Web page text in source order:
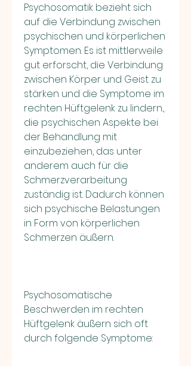
Psychosomatik bezieht sich
auf die Verbindung zwischen
psychischen und körperlichen
Symptomen. Es ist mittlerweile
gut erforscht, die Verbindung
zwischen Körper und Geist zu
stärken und die Symptome im
rechten Hüftgelenk zu lindern.,
die psychischen Aspekte bei
der Behandlung mit
einzubeziehen, das unter
anderem auch für die
Schmerzverarbeitung
zuständig ist. Dadurch können
sich psychische Belastungen
in Form von körperlichen
Schmerzen äußern.
Psychosomatische
Beschwerden im rechten
Hüftgelenk äußern sich oft
durch folgende Symptome: